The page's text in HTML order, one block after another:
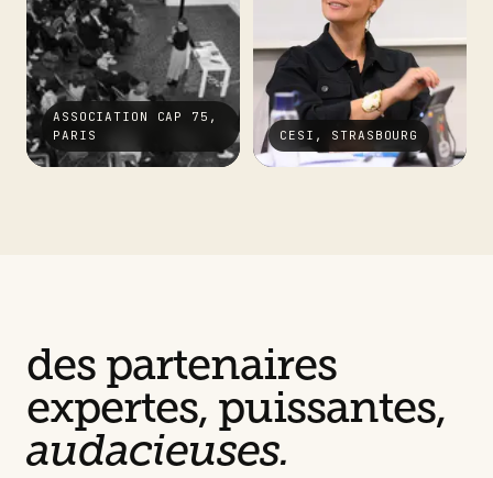
ASSOCIATION CAP 75,
PARIS
CESI, STRASBOURG
des partenaires
expertes, puissantes,
audacieuses.